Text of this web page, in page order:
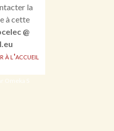
la
à cette
@
à l'accueil
Omeka S